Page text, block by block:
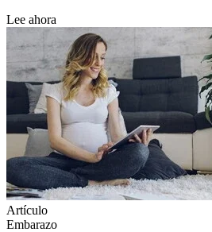
Lee ahora
Artículo
Embarazo